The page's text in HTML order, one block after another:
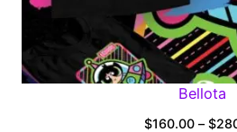
Bellota
$160.00 – $